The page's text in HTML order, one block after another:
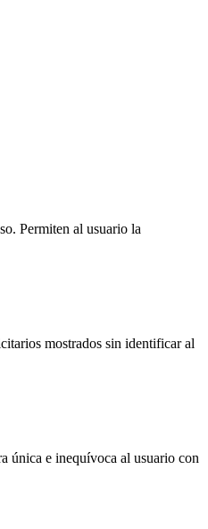
Permiten al usuario la
mostrados sin identificar al
única e inequívoca al usuario con